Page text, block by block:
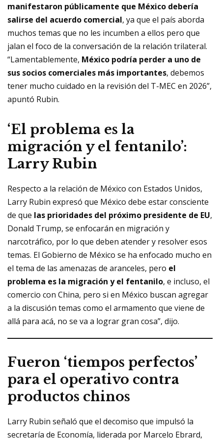
manifestaron públicamente que México debería
salirse del acuerdo comercial, ya que el país aborda
muchos temas que no les incumben a ellos pero que
jalan el foco de la conversación de la relación trilateral.
“Lamentablemente, México podría perder a uno de
sus socios comerciales más importantes, debemos
tener mucho cuidado en la revisión del T-MEC en 2026”,
apuntó Rubin.
‘El problema es la
migración y el fentanilo’:
Larry Rubin
Respecto a la relación de México con Estados Unidos,
Larry Rubin expresó que México debe estar consciente
de que las prioridades del próximo presidente de EU,
Donald Trump, se enfocarán en migración y
narcotráfico, por lo que deben atender y resolver esos
temas. El Gobierno de México se ha enfocado mucho en
el tema de las amenazas de aranceles, pero el
problema es la migración y el fentanilo, e incluso, el
comercio con China, pero si en México buscan agregar
a la discusión temas como el armamento que viene de
allá para acá, no se va a lograr gran cosa”, dijo.
Fueron ‘tiempos perfectos’
para el operativo contra
productos chinos
Larry Rubin señaló que el decomiso que impulsó la
secretaría de Economía, liderada por Marcelo Ebrard,